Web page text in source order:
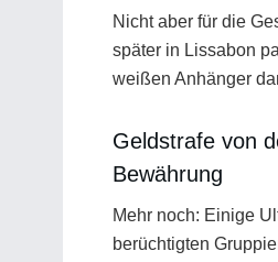
Nicht aber für die
später in Lissabon
weißen Anhänger
Geldstrafe von
Bewährung
Mehr noch: Einige
berüchtigten